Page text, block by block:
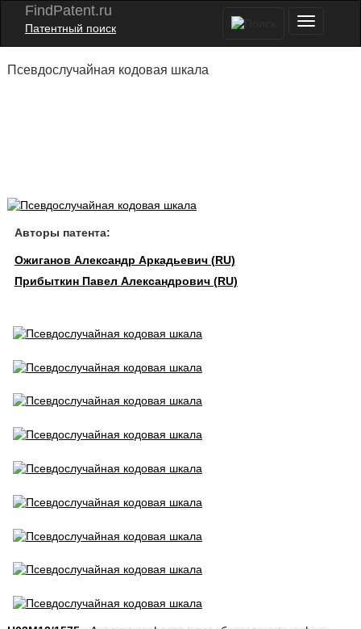
FindPatent.ru
Патентный поиск
Псевдослучайная кодовая шкала
Авторы патента:
Ожиганов Александр Аркадьевич (RU)
Прибыткин Павел Александрович (RU)